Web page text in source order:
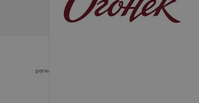
регистрирующий орган - Минский горисполком